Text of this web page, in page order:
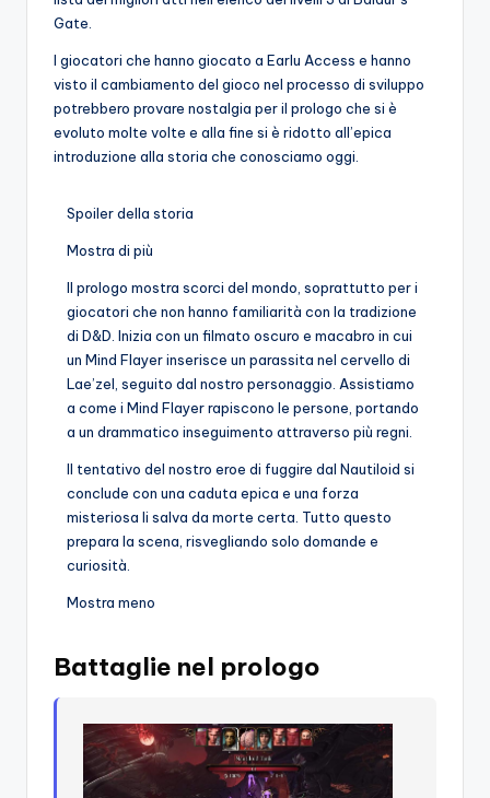
Gate.
I giocatori che hanno giocato a Earlu Access e hanno
visto il cambiamento del gioco nel processo di sviluppo
potrebbero provare nostalgia per il prologo che si è
evoluto molte volte e alla fine si è ridotto all’epica
introduzione alla storia che conosciamo oggi.
Spoiler della storia
Mostra di più
Il prologo mostra scorci del mondo, soprattutto per i
giocatori che non hanno familiarità con la tradizione
di D&D. Inizia con un filmato oscuro e macabro in cui
un Mind Flayer inserisce un parassita nel cervello di
Lae’zel, seguito dal nostro personaggio. Assistiamo
a come i Mind Flayer rapiscono le persone, portando
a un drammatico inseguimento attraverso più regni.
Il tentativo del nostro eroe di fuggire dal Nautiloid si
conclude con una caduta epica e una forza
misteriosa li salva da morte certa. Tutto questo
prepara la scena, risvegliando solo domande e
curiosità.
Mostra meno
Battaglie nel prologo